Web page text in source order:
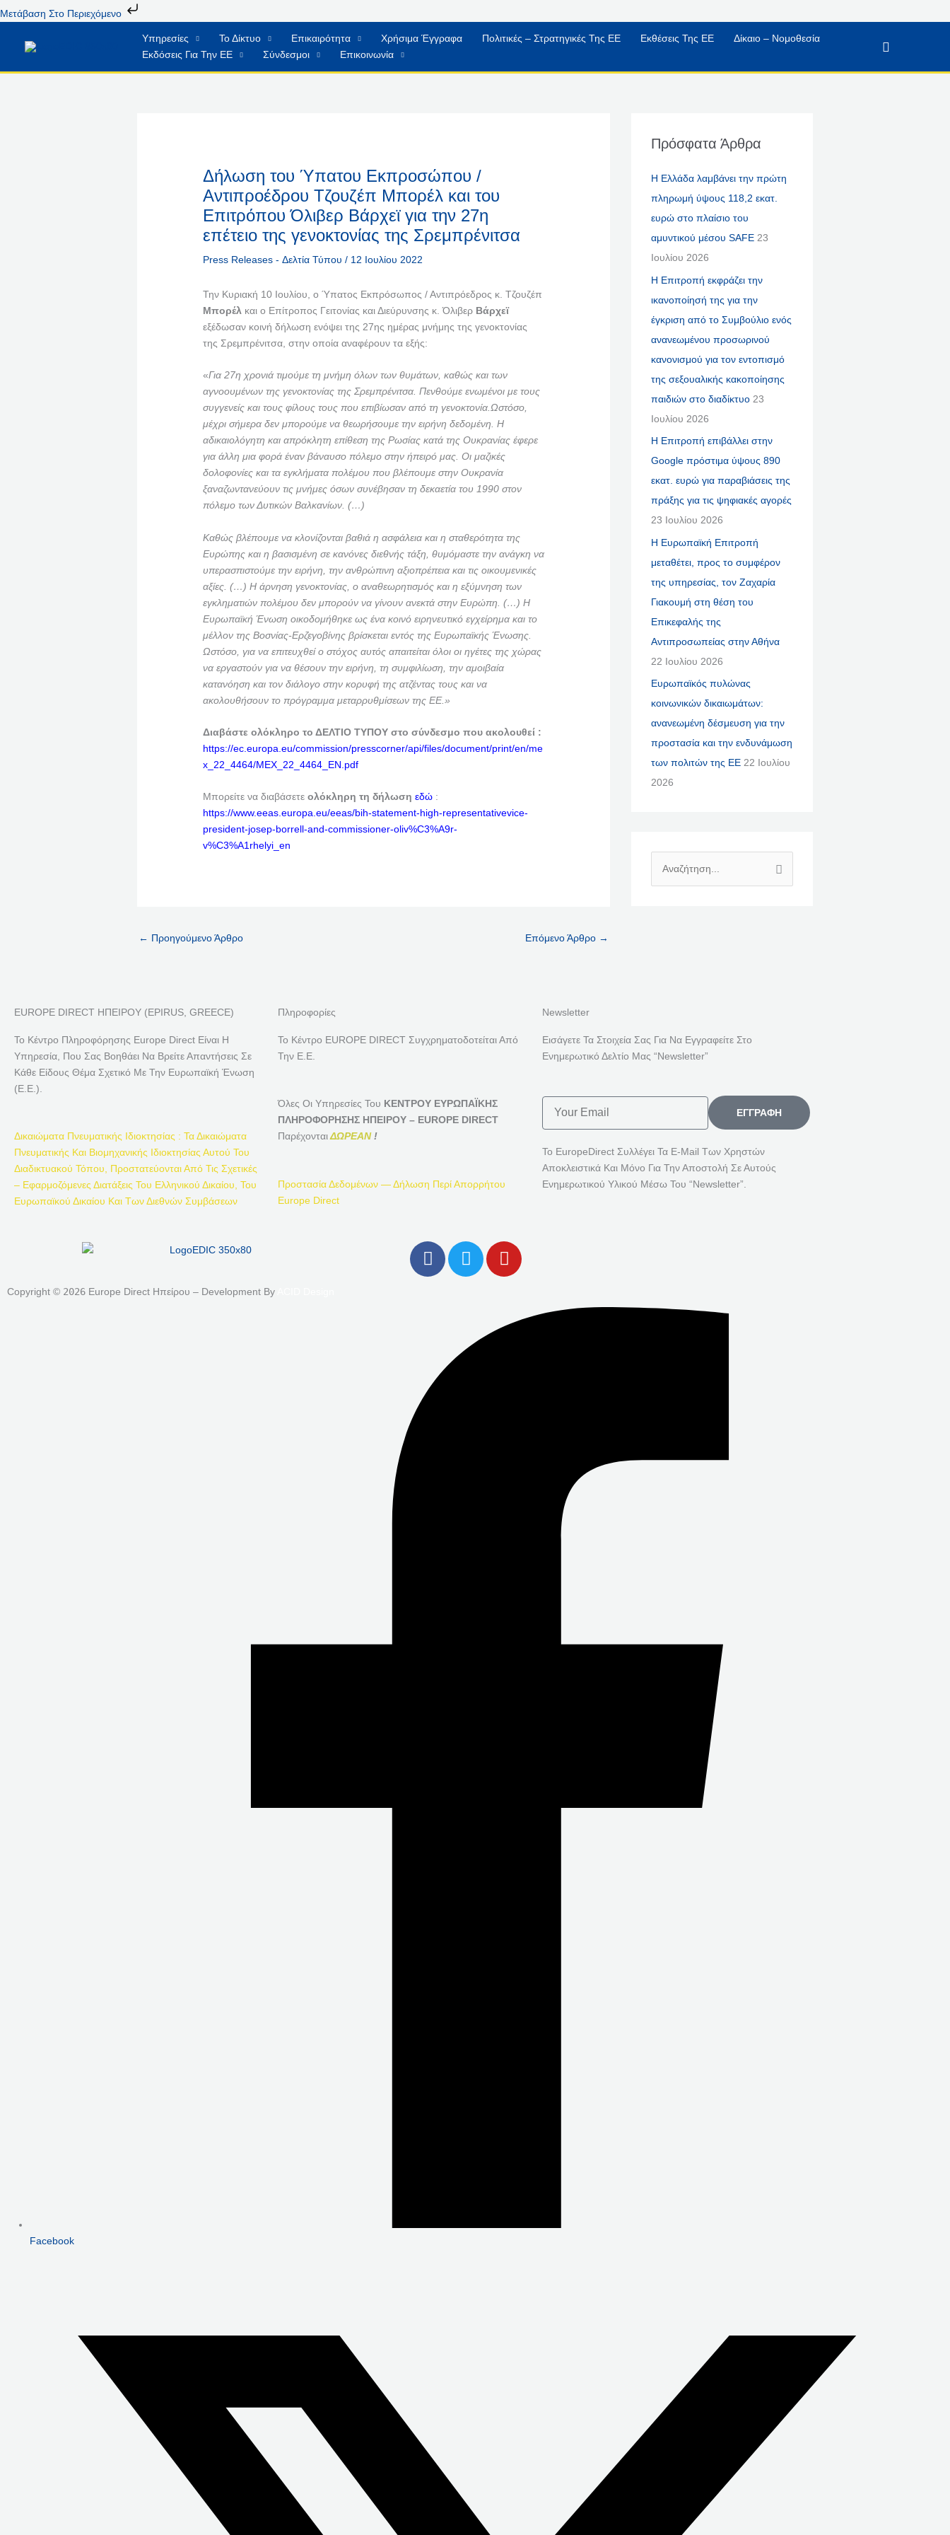
Μετάβαση Στο Περιεχόμενο
Στο
Περιεχόμενο
Υπηρεσίες Το Δίκτυο Επικαιρότητα Χρήσιμα Έγγραφα Πολιτικές – Στρατηγικές Της ΕΕ Εκθέσεις Της ΕΕ
Δίκαιο – Νομοθεσία
Εκδόσεις Για Την ΕΕ
Σύνδεσμοι Επικοινωνία
Αναζήτηση
Δήλωση του Ύπατου Εκπροσώπου /
Αντιπροέδρου Τζουζέπ Μπορέλ και του
Επιτρόπου Όλιβερ Βάρχεϊ για την 27η
επέτειο της γενοκτονίας της Σρεμπρένιτσα
Press Releases - Δελτία Τύπου / 12 Ιουλίου 2022
Την Κυριακή 10 Ιουλίου, ο Ύπατος Εκπρόσωπος / Αντιπρόεδρος κ. Τζουζέπ
Μπορέλ και ο Επίτροπος Γειτονίας και Διεύρυνσης κ. Όλιβερ Βάρχεϊ
εξέδωσαν κοινή δήλωση ενόψει της 27ης ημέρας μνήμης της γενοκτονίας
της Σρεμπρένιτσα, στην οποία αναφέρουν τα εξής:
«Για 27η χρονιά τιμούμε τη μνήμη όλων των θυμάτων, καθώς και των
αγνοουμένων της γενοκτονίας της Σρεμπρένιτσα. Πενθούμε ενωμένοι με τους
συγγενείς και τους φίλους τους που επιβίωσαν από τη γενοκτονία. Ωστόσο,
μέχρι σήμερα δεν μπορούμε να θεωρήσουμε την ειρήνη δεδομένη. Η
αδικαιολόγητη και απρόκλητη επίθεση της Ρωσίας κατά της Ουκρανίας έφερε
για άλλη μια φορά έναν βάναυσο πόλεμο στην ήπειρό μας. Οι μαζικές
δολοφονίες και τα εγκλήματα πολέμου που βλέπουμε στην Ουκρανία
ξαναζωντανεύουν τις μνήμες όσων συνέβησαν τη δεκαετία του 1990 στον
πόλεμο των Δυτικών Βαλκανίων. (…)
Καθώς βλέπουμε να κλονίζονται βαθιά η ασφάλεια και η σταθερότητα της
Ευρώπης και η βασισμένη σε κανόνες διεθνής τάξη, θυμόμαστε την ανάγκη να
υπερασπιστούμε την ειρήνη, την ανθρώπινη αξιοπρέπεια και τις οικουμενικές
αξίες. (…) Η άρνηση γενοκτονίας, ο αναθεωρητισμός και η εξύμνηση των
εγκληματιών πολέμου δεν μπορούν να γίνουν ανεκτά στην Ευρώπη. (…) Η
Ευρωπαϊκή Ένωση οικοδομήθηκε ως ένα κοινό ειρηνευτικό εγχείρημα και το
μέλλον της Βοσνίας-Ερζεγοβίνης βρίσκεται εντός της Ευρωπαϊκής Ένωσης.
Ωστόσο, για να επιτευχθεί ο στόχος αυτός απαιτείται όλοι οι ηγέτες της χώρας
να εργαστούν για να θέσουν την ειρήνη, τη συμφιλίωση, την αμοιβαία
κατανόηση και τον διάλογο στην κορυφή της ατζέντας τους και να
ακολουθήσουν το πρόγραμμα μεταρρυθμίσεων της ΕΕ.»
Διαβάστε ολόκληρο το ΔΕΛΤΙΟ ΤΥΠΟΥ στο σύνδεσμο που ακολουθεί :
https://ec.europa.eu/commission/presscorner/api/files/document/print/en/me
x_22_4464/MEX_22_4464_EN.pdf
Μπορείτε να διαβάσετε ολόκληρη τη δήλωση εδώ:
https://www.eeas.europa.eu/eeas/bih-statement-high-representativevice-
president-josep-borrell-and-commissioner-oliv%C3%A9r-
v%C3%A1rhelyi_en
← Προηγούμενο Άρθρο Επόμενο Άρθρο →
Πρόσφατα Άρθρα
Η Ελλάδα λαμβάνει την πρώτη
πληρωμή ύψους 118,2 εκατ.
ευρώ στο πλαίσιο του
αμυντικού μέσου SAFE 23
Ιουλίου 2026
Η Επιτροπή εκφράζει την
ικανοποίησή της για την
έγκριση από το Συμβούλιο ενός
ανανεωμένου προσωρινού
κανονισμού για τον εντοπισμό
της σεξουαλικής κακοποίησης
παιδιών στο διαδίκτυο 23
Ιουλίου 2026
Η Επιτροπή επιβάλλει στην
Google πρόστιμα ύψους 890
εκατ. ευρώ για παραβιάσεις της
πράξης για τις ψηφιακές αγορές
23 Ιουλίου 2026
Η Ευρωπαϊκή Επιτροπή
μεταθέτει, προς το συμφέρον
της υπηρεσίας, τον Ζαχαρία
Γιακουμή στη θέση του
Επικεφαλής της
Αντιπροσωπείας στην Αθήνα
22 Ιουλίου 2026
Ευρωπαϊκός πυλώνας
κοινωνικών δικαιωμάτων:
ανανεωμένη δέσμευση για την
προστασία και την ενδυνάμωση
των πολιτών της ΕΕ 22 Ιουλίου
2026
Γ
EUROPE DIRECT ΗΠΕΙΡΟΥ (EPIRUS, GREECE)
Το Κέντρο Πληροφόρησης Europe Direct Είναι Η
Υπηρεσία, Που Σας Βοηθάει Να Βρείτε Απαντήσεις Σε
Κάθε Είδους Θέμα Σχετικό Με Την Ευρωπαϊκή Ένωση
(Ε.Ε.).
Δικαιώματα Πνευματικής Ιδιοκτησίας : Τα Δικαιώματα
Πνευματικής Και Βιομηχανικής Ιδιοκτησίας Αυτού Του
Διαδικτυακού Τόπου, Προστατεύονται Από Τις Σχετικές
– Εφαρμοζόμενες Διατάξεις Του Ελληνικού Δικαίου, Του
Ευρωπαϊκού Δικαίου Και Των Διεθνών Συμβάσεων
Πληροφορίες
Το Κέντρο EUROPE DIRECT Συγχρηματοδοτείται Από
Την Ε.Ε.
Όλες Οι Υπηρεσίες Του ΚΕΝΤΡΟΥ ΕΥΡΩΠΑΪΚΗΣ
ΠΛΗΡΟΦΟΡΗΣΗΣ ΗΠΕΙΡΟΥ – EUROPE DIRECT
ΠαρέχονταιΔΩΡΕΑΝ!
Προστασία Δεδομένων — Δήλωση Περί Απορρήτου
Europe Direct
Newsletter
Εισάγετε Τα Στοιχεία Σας Για Να Εγγραφείτε Στο
Ενημερωτικό Δελτίο Μας “Newsletter”
ΕΓΓΡΑΦΉ
Το EuropeDirect Συλλέγει Τα E-Mail Των Χρηστών
Αποκλειστικά Και Μόνο Για Την Αποστολή Σε Αυτούς
Ενημερωτικού Υλικού Μέσω Του “Newsletter”.
F
A
-
T
W
E
R
Y
O
U
Copyright © 2026 Europe Direct Ηπείρου – Development By
Facebook